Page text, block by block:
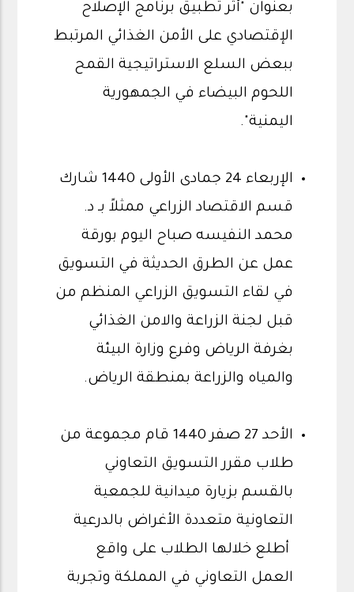
بعنوان "أثر تطبيق برنامج الإصلاح
الإقتصادي على الأمن الغذائي المرتبط
ببعض السلع الاستراتيجية القمح
اللحوم البيضاء في الجمهورية
اليمنية".
الإربعاء 24 جمادى الأولى 1440 شارك
قسم الاقتصاد الزراعي ممثلاً بـ د.
محمد النفيسه صباح اليوم بورقة
عمل عن الطرق الحديثة في التسويق
في لقاء التسويق الزراعي المنظم من
قبل لجنة الزراعة والامن الغذائي
بغرفة الرياض وفرع وزارة البيئة
والمياه والزراعة بمنطقة الرياض.
الأحد 27 صفر 1440 قام مجموعة من
طلاب مقرر التسويق التعاوني
بالقسم بزيارة ميدانية للجمعية
التعاونية متعددة الأغراض بالدرعية
أطلع خلالها الطلاب على واقع
العمل التعاوني في المملكة وتجربة